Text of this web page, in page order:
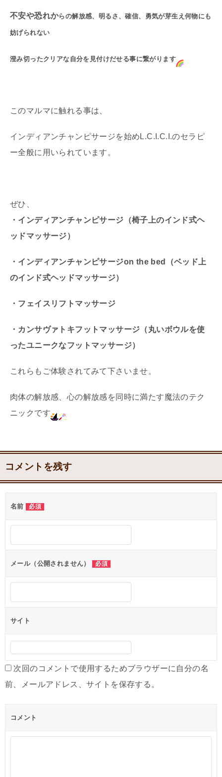
不安や恐れからの解放感、明るさ、確信、勇気が芽生え何物にも
妨げられない
澄み切ったクリアな自分を見付けだせる事に繋がります
このマルマに触れる事は、
インディアンチャンピサージを始めL.C.I.C.I.のセラピ
ー全般に用いられています。
ぜひ、
・インディアンチャンピサージ（椅子上のインド式ヘ
ッドマッサージ）
・インディアンチャンピサージon the bed（ベッド上
のインド式ヘッドマッサージ）
・フェイスリフトマッサージ
・カンサヴァトキフットマッサージ（丸いボウルを使
ったユニークなフットマッサージ）
これらもご体験されてみて下さいませ。
肉体の解放感、心の解放感を同時に満たす魔法のテク
ニックです
コメントを残す
名前 必須
メール（公開されません） 必須
サイト
次回のコメントで使用するためブラウザーに自分の名
前、メールアドレス、サイトを保存する。
コメント